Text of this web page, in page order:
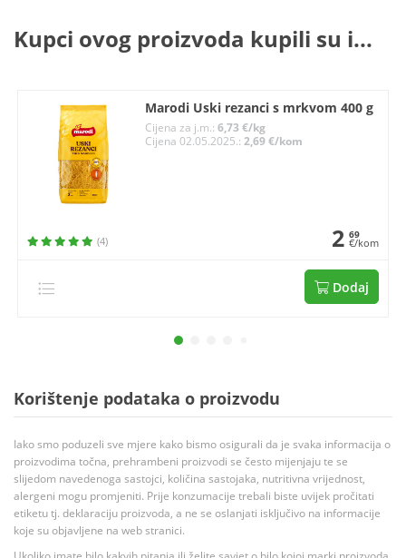
Kupci ovog proizvoda kupili su i...
Marodi Uski rezanci s mrkvom 400 g
Cijena za j.m.:6,73 €/kg
Cijena 02.05.2025.:2,69 €/kom
(4) 2 69
€/kom
Dodaj
Korištenje podataka o proizvodu
Iako smo poduzeli sve mjere kako bismo osigurali da je svaka informacija o
proizvodima točna, prehrambeni proizvodi se često mijenjaju te se
slijedom navedenoga sastojci, količina sastojaka, nutritivna vrijednost,
alergeni mogu promjeniti. Prije konzumacije trebali biste uvijek pročitati
etiketu tj. deklaraciju proizvoda, a ne se oslanjati isključivo na informacije
koje su objavljene na web stranici.